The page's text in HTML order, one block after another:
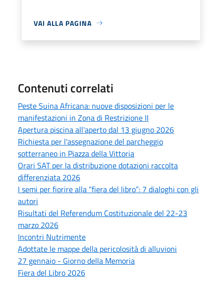
VAI ALLA PAGINA
Contenuti correlati
Peste Suina Africana: nuove disposizioni per le
manifestazioni in Zona di Restrizione II
Apertura piscina all'aperto dal 13 giugno 2026
Richiesta per l'assegnazione del parcheggio
sotterraneo in Piazza della Vittoria
Orari SAT per la distribuzione dotazioni raccolta
differenziata 2026
I semi per fiorire alla “fiera del libro”: 7 dialoghi con gli
autori
Risultati del Referendum Costituzionale del 22-23
marzo 2026
Incontri Nutrimente
Adottate le mappe della pericolosità di alluvioni
27 gennaio - Giorno della Memoria
Fiera del Libro 2026